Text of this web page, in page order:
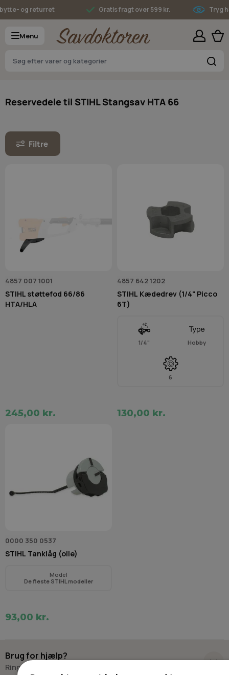
Skip to Content
og returret Gratis fragt over 599 kr. Tryg
Menu
Reservedele til STIHL Stangsav HTA 66
Filtre
4857 007 1001
STIHL støttefod 66/86
HTA/HLA
245,00 kr.
4857 642 1202
STIHL Kædedrev (1/4" Picco
6T)
1/4" Hobby
6
130,00 kr.
0000 350 0537
STIHL Tanklåg (olie)
Model
De fleste STIHL modeller
93,00 kr.
Brug for hjælp?
Ring eller skriv til Savdoktoren